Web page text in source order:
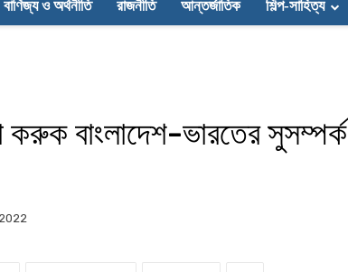
বাণিজ্য ও অর্থনীতি রাজনীতি আন্তর্জাতিক শিল্প-সাহিত্য
বাংলাদেশ-ভারতের সুসম্পর্ক